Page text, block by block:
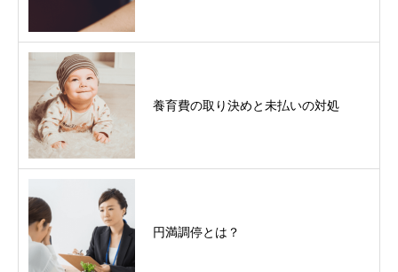
養育費の取り決めと未払いの対処
円満調停とは？